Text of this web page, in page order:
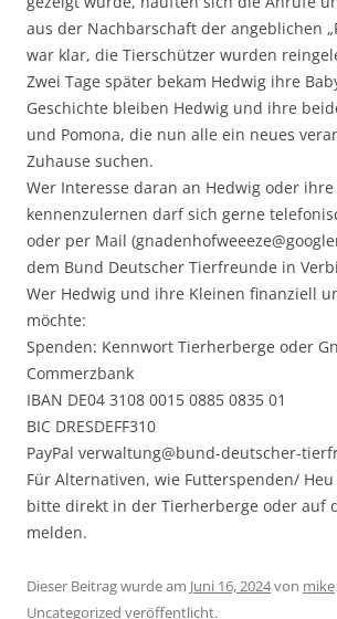
aus der Nachbarschaft der angeblichen
war klar, die Tierschützer wurden
Zwei Tage später bekam Hedwig ihre
Geschichte bleiben Hedwig und ihre
und Pomona, die nun alle ein neues
Zuhause suchen.
Wer Interesse daran an Hedwig oder
kennenzulernen darf sich gerne
oder per Mail
dem Bund Deutscher Tierfreunde in
Wer Hedwig und ihre Kleinen finanziell
möchte:
Spenden: Kennwort Tierherberge oder
Commerzbank
IBAN DE04 3108 0015 0885 0835 01
BIC DRESDEFF310
PayPal verwaltung@bund-deutscher-
Für Alternativen, wie Futterspenden/
bitte direkt in der Tierherberge oder auf
melden.
Dieser Beitrag wurde am Juni 16, 2024von mike
Uncategorized veröffentlicht.